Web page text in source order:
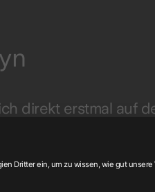
direkt erstmal auf
so kann ich
zu verschaffen,
To-Dos habe. Durch